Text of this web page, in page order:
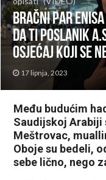
Bračni par
da ti Poslanik
osjećaj koji se
17 lipnja, 2023
Među budućim
Saudijskoj Arabiji
Meštrovac,
Oboje su bedeli,
sebe lično, nego